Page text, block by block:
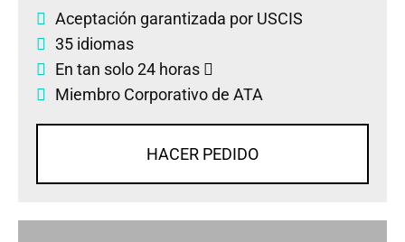
Aceptación garantizada por USCIS
35 idiomas
En tan solo 24 horas
Miembro Corporativo de ATA
HACER PEDIDO